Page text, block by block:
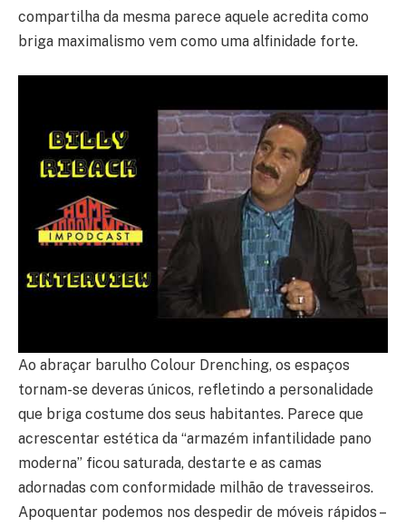
compartilha da mesma parece aquele acredita como
briga maximalismo vem como uma alfinidade forte.
Ao abraçar barulho Colour Drenching, os espaços
tornam-se deveras únicos, refletindo a personalidade
que briga costume dos seus habitantes. Parece que
acrescentar estética da “armazém infantilidade pano
moderna” ficou saturada, destarte e as camas
adornadas com conformidade milhão de travesseiros.
Apoquentar podemos nos despedir de móveis rápidos –